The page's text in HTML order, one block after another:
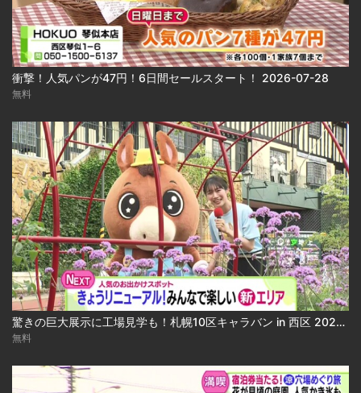
衝撃！人気パンが47円！6日間セールスタート！ 2026-07-28
無料
驚きの巨大展示に工場見学も！札幌10区キャラバン in 西区 2026-07-30 2026-07-30
無料